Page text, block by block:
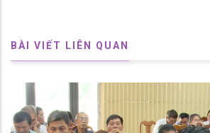
BÀI VIẾT LIÊN QUAN